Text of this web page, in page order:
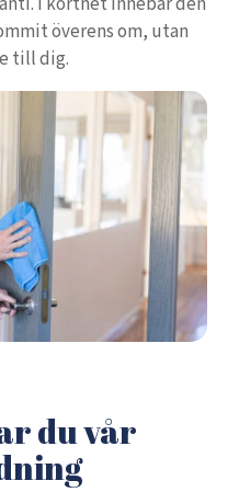
överens om, utan
till dig.
du vår